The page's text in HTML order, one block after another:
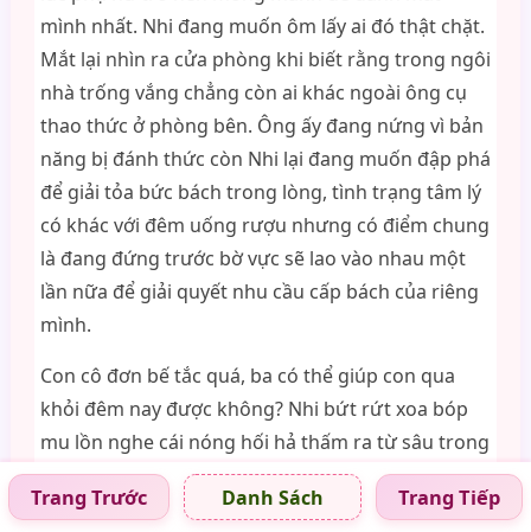
mình nhất. Nhi đang muốn ôm lấy ai đó thật chặt.
Mắt lại nhìn ra cửa phòng khi biết rằng trong ngôi
nhà trống vắng chẳng còn ai khác ngoài ông cụ
thao thức ở phòng bên. Ông ấy đang nứng vì bản
năng bị đánh thức còn Nhi lại đang muốn đập phá
để giải tỏa bức bách trong lòng, tình trạng tâm lý
có khác với đêm uống rượu nhưng có điểm chung
là đang đứng trước bờ vực sẽ lao vào nhau một
lần nữa để giải quyết nhu cầu cấp bách của riêng
mình.
Con cô đơn bế tắc quá, ba có thể giúp con qua
khỏi đêm nay được không? Nhi bứt rứt xoa bóp
mu lồn nghe cái nóng hối hả thấm ra từ sâu trong
âm đạo. Đường ống rỗng xẹp đang rạo rực nghĩ
tới một cảm giác no đầy. Vẫn là ký ức đầy ma lực
Trang Trước Danh Sách Trang Tiếp